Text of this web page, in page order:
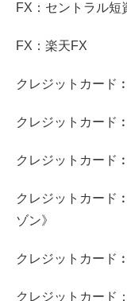
FX：セントラル短
FX：楽天FX
クレジットカード
クレジットカード
クレジットカード
クレジットカード
ゾン》
クレジットカード
クレジットカード